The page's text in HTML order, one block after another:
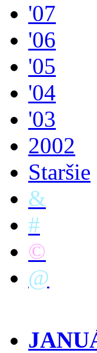
'07
'06
'05
'04
'03
2002
Staršie
&
#
©
@